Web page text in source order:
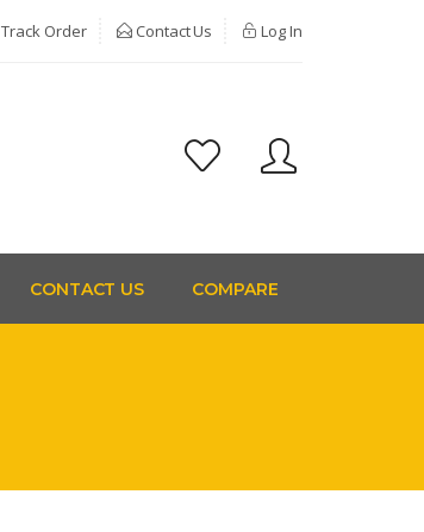
Track Order Contact Us Log In
CONTACT US COMPARE